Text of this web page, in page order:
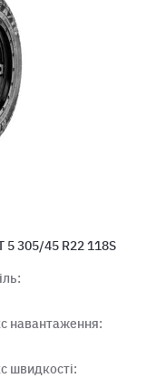
5 305/45 R22 118S
навантаження:
швидкості: